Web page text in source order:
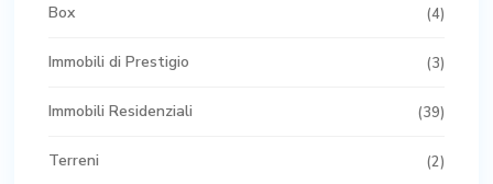
Box (4)
Immobili di Prestigio (3)
Immobili Residenziali (39)
Terreni (2)